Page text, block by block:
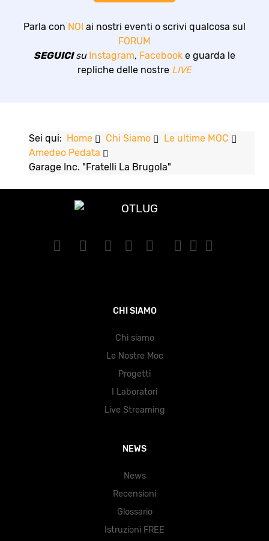
Parla con NOI ai nostri eventi o scrivi qualcosa sul
FORUM
SEGUICIsu Instagram, Facebook e guarda le
repliche delle nostre LIVE
Sei qui: Home Chi Siamo
Le ultime MOC
Amedeo Pedata
Garage Inc. "Fratelli La Brugola"
CHI SIAMO
Chi siamo
Le Nostre Moc
Progetti
I Laboratori
Live Streaming
NEWS
News
Recensioni
Glossario
Istruzioni FREE